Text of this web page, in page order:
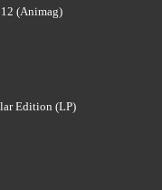
(Animag)
Edition (LP)